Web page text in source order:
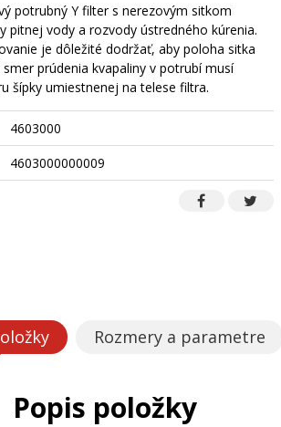
potrubný Y filter s nerezovým sitkom
pitnej vody a rozvody ústredného kúrenia.
je dôležité dodržať, aby poloha sitka
prúdenia kvapaliny v potrubí musí
šípky umiestnenej na telese filtra.
4603000
4603000000009
Rozmery a parametre
Popis položky